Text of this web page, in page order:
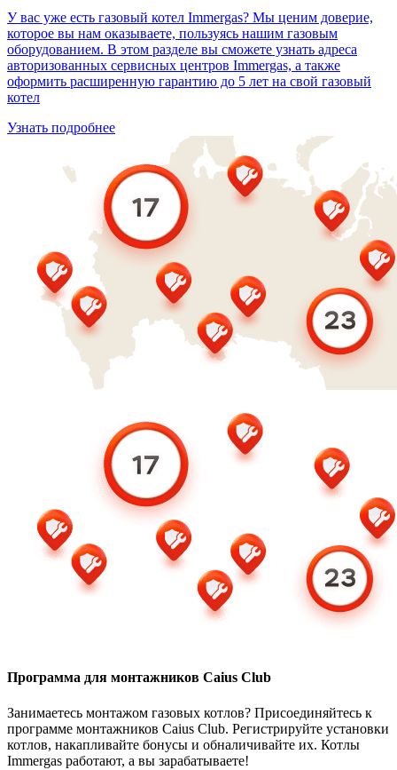
У вас уже есть газовый котел Immergas? Мы ценим доверие,
которое вы нам оказываете, пользуясь нашим газовым
оборудованием. В этом разделе вы сможете узнать адреса
авторизованных сервисных центров Immergas, а также
оформить расширенную гарантию до 5 лет на свой газовый
котел
Узнать подробнее
Программа для монтажников Caius Club
Занимаетесь монтажом газовых котлов? Присоединяйтесь к
программе монтажников Caius Club. Регистрируйте установки
котлов, накапливайте бонусы и обналичивайте их. Котлы
Immergas работают, а вы зарабатываете!